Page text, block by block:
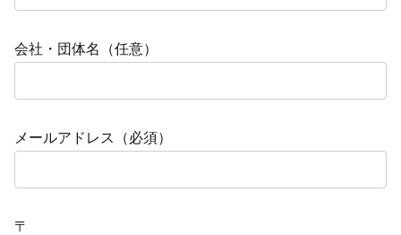
会社・団体名（任意）
メールアドレス（必須）
〒